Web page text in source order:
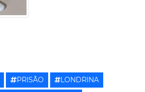
PRISÃO
LONDRINA